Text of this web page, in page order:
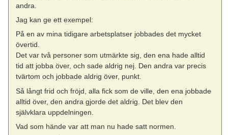
andra.
Jag kan ge ett exempel:
På en av mina tidigare arbetsplatser jobbades det mycket
övertid.
Det var två personer som utmärkte sig, den ena hade alltid
tid att jobba över, och sade aldrig nej. Den andra var precis
tvärtom och jobbade aldrig över, punkt.
Så långt frid och fröjd, alla fick som de ville, den ena jobbade
alltid över, den andra gjorde det aldrig. Det blev den
självklara uppdelningen.
Vad som hände var att man nu hade satt normen.